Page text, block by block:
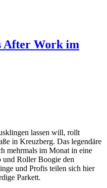
After Work im
lassen will, rollt
in Kreuzberg. Das legendäre
mehrmals im Monat in eine
Roller Boogie den
und Profis teilen sich hier
Parkett.